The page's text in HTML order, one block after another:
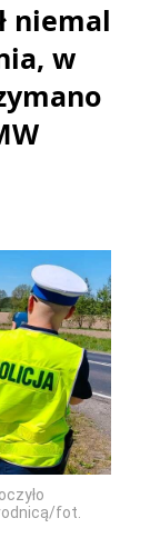
niemal
w
fot.